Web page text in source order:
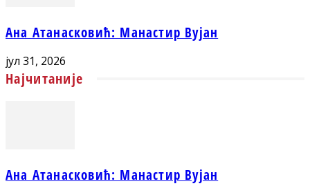
Ана Атанасковић: Манастир Вујан
јул 31, 2026
Најчитаније
Ана Атанасковић: Манастир Вујан